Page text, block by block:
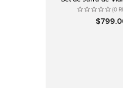
(0